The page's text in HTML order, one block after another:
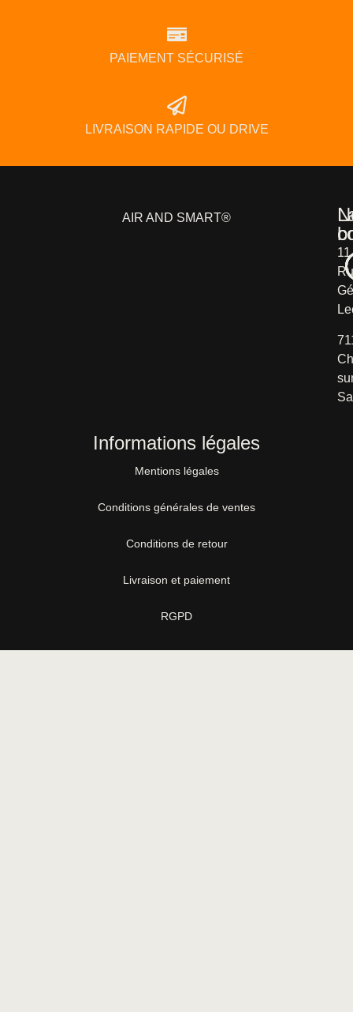
PAIEMENT SÉCURISÉ
LIVRAISON RAPIDE OU DRIVE
AIR AND SMART®
11
Informations légales
Mentions légales
Conditions générales de ventes
Conditions de retour
Livraison et paiement
RGPD